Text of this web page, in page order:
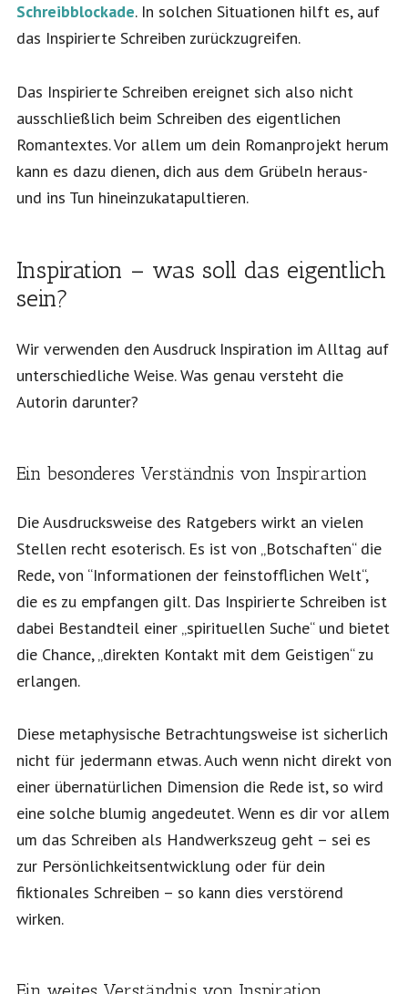
Schreibblockade. In solchen Situationen hilft es, auf
das Inspirierte Schreiben zurückzugreifen.
Das Inspirierte Schreiben ereignet sich also nicht
ausschließlich beim Schreiben des eigentlichen
Romantextes. Vor allem um dein Romanprojekt herum
kann es dazu dienen, dich aus dem Grübeln heraus-
und ins Tun hineinzukatapultieren.
Inspiration – was soll das eigentlich
sein?
Wir verwenden den Ausdruck Inspiration im Alltag auf
unterschiedliche Weise. Was genau versteht die
Autorin darunter?
Ein besonderes Verständnis von Inspirartion
Die Ausdrucksweise des Ratgebers wirkt an vielen
Stellen recht esoterisch. Es ist von „Botschaften“ die
Rede, von “Informationen der feinstofflichen Welt“,
die es zu empfangen gilt. Das Inspirierte Schreiben ist
dabei Bestandteil einer „spirituellen Suche“ und bietet
die Chance, „direkten Kontakt mit dem Geistigen“ zu
erlangen.
Diese metaphysische Betrachtungsweise ist sicherlich
nicht für jedermann etwas. Auch wenn nicht direkt von
einer übernatürlichen Dimension die Rede ist, so wird
eine solche blumig angedeutet. Wenn es dir vor allem
um das Schreiben als Handwerkszeug geht – sei es
zur Persönlichkeitsentwicklung oder für dein
fiktionales Schreiben – so kann dies verstörend
wirken.